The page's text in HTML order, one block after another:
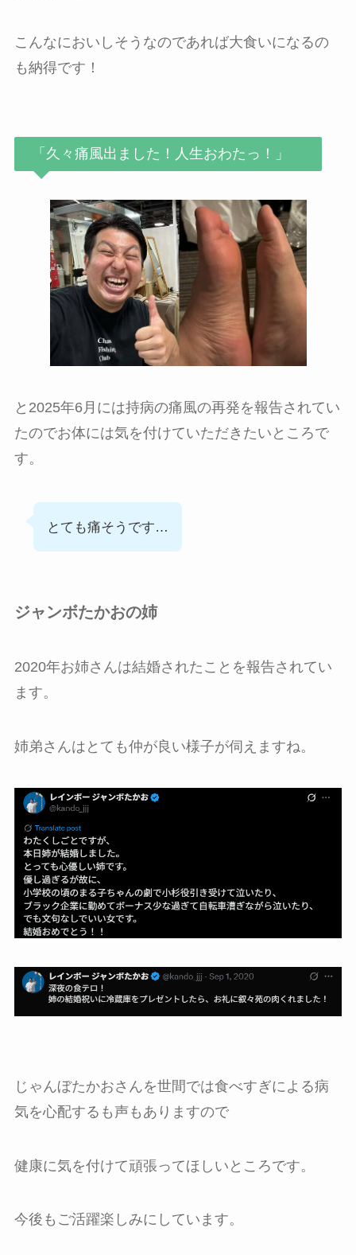
こんなにおいしそうなのであれば大食いになるの
も納得です！
「久々痛風出ました！人生おわたっ！」
と2025年6月には持病の痛風の再発を報告されてい
たのでお体には気を付けていただきたいところで
す。
とても痛そうです…
ジャンボたかおの姉
2020年お姉さんは結婚されたことを報告されてい
ます。
姉弟さんはとても仲が良い様子が伺えますね。
じゃんぼたかおさんを世間では食べすぎによる病
気を心配するも声もありますので
健康に気を付けて頑張ってほしいところです。
今後もご活躍楽しみにしています。